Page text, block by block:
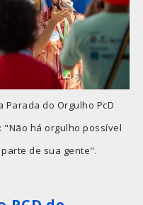
do Orgulho PcD
"Não há orgulho possível
de sua gente".